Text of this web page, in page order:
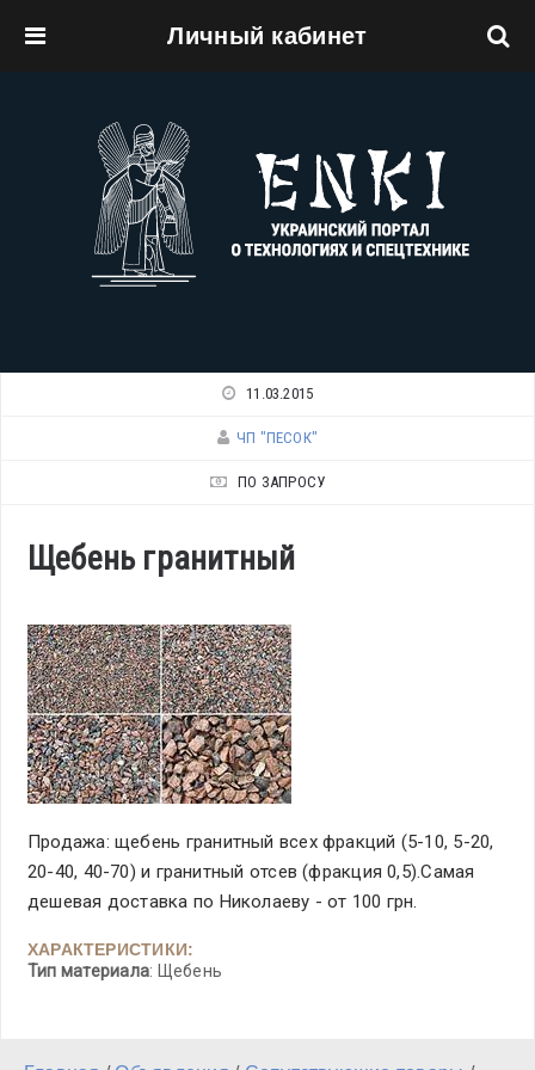
Личный кабинет
11.03.2015
ЧП "ПЕСОК"
ПО ЗАПРОСУ
Щебень гранитный
Продажа: щебень гранитный всех фракций (5-10, 5-20,
20-40, 40-70) и гранитный отсев (фракция 0,5).Самая
дешевая доставка по Николаеву - от 100 грн.
ХАРАКТЕРИСТИКИ:
Тип материала: Щебень